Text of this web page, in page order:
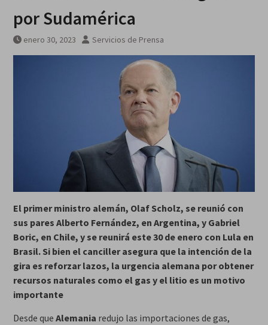
por Sudamérica
enero 30, 2023 Servicios de Prensa
El primer ministro alemán, Olaf Scholz, se reunió con
sus pares Alberto Fernández, en Argentina, y Gabriel
Boric, en Chile, y se reunirá este 30 de enero con Lula en
Brasil. Si bien el canciller asegura que la intención de la
gira es reforzar lazos, la urgencia alemana por obtener
recursos naturales como el gas y el litio es un motivo
importante
Desde que Alemania redujo las importaciones de gas,